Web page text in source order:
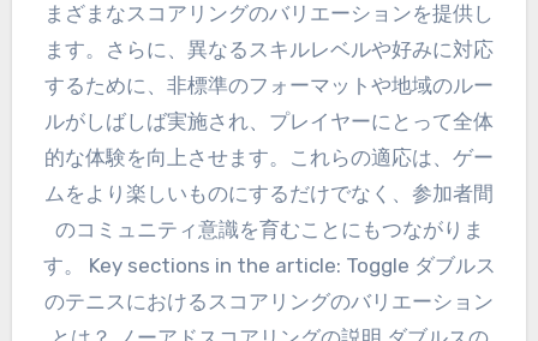
まざまなスコアリングのバリエーションを提供し
ます。さらに、異なるスキルレベルや好みに対応
するために、非標準のフォーマットや地域のルー
ルがしばしば実施され、プレイヤーにとって全体
的な体験を向上させます。これらの適応は、ゲー
ムをより楽しいものにするだけでなく、参加者間
のコミュニティ意識を育むことにもつながりま
す。 Key sections in the article: Toggle ダブルス
のテニスにおけるスコアリングのバリエーション